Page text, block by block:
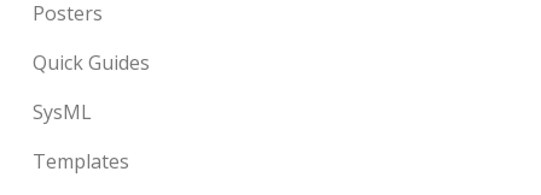
Posters
Quick Guides
SysML
Templates